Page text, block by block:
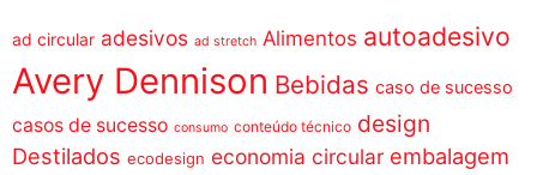
ad circular adesivos ad stretch Alimentos autoadesivo
Avery Dennison Bebidas caso de sucesso
casos de sucesso consumo conteúdo técnico design
Destilados ecodesign economia circular embalagem